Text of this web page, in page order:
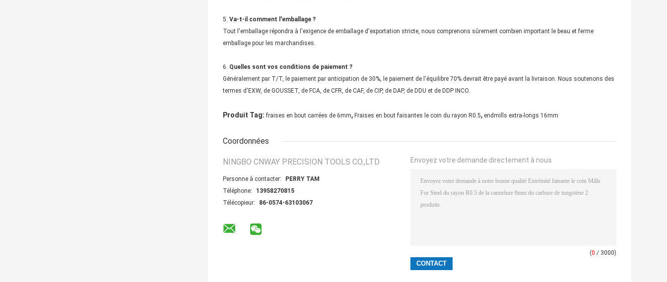
5. Va-t-il comment l'emballage ?
Tout l'emballage répondra à l'exigence de emballage d'exportation stricte, nous comprenons sûrement combien important le beau et ferme
emballage pour les marchandises.
6. Quelles sont vos conditions de paiement ?
Généralement par T/T, le paiement par anticipation de 30%, le paiement de l'équilibre 70% devrait être payé avant la livraison. Nous soutenons des
termes d'EXW, de GOUSSET, de FCA, de CFR, de CAF, de CIP, de DAP, de DDU et de DDP INCO.
Produit Tag: fraises en bout carrées de 6mm, Fraises en bout faisantes le coin du rayon R0.5, endmills extra-longs 16mm
Coordonnées
NINGBO CNWAY PRECISION TOOLS CO.,LTD
Personne à contacter:
PERRY TAM
Téléphone:
13958270815
Télécopieur:
86-0574-63103067
Envoyez votre demande directement à nous
(0 / 3000)